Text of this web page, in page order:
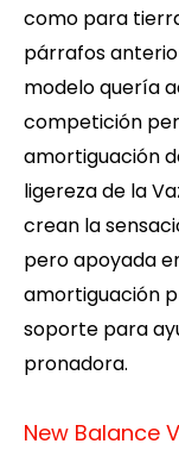
como para
párrafos
modelo quería
competición
amortiguación
ligereza de la
crean la
pero apoyada
amortiguación
soporte para
pronadora.
New Balance